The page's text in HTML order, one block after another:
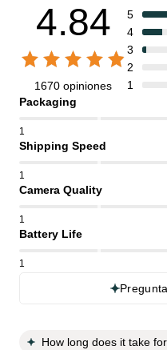
4.84
1670 opiniones
5
4
3
2
1
Packaging
1
Shipping Speed
1
Camera Quality
1
Battery Life
1
How long does it take